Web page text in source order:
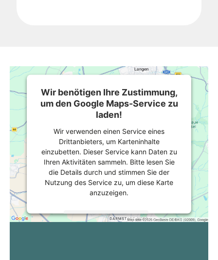
Wir benötigen Ihre Zustimmung,
um den Google Maps-Service zu
laden!
Wir verwenden einen Service eines
Drittanbieters, um Karteninhalte
einzubetten. Dieser Service kann Daten zu
Ihren Aktivitäten sammeln. Bitte lesen Sie
die Details durch und stimmen Sie der
Nutzung des Service zu, um diese Karte
anzuzeigen.
Mehr Informationen